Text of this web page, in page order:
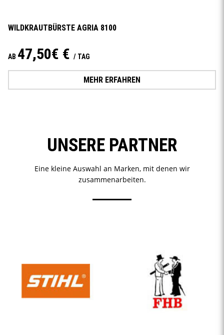
WILDKRAUTBÜRSTE AGRIA 8100
AB 47,50€ € / TAG
MEHR ERFAHREN
UNSERE PARTNER
Eine kleine Auswahl an Marken, mit denen wir
zusammenarbeiten.